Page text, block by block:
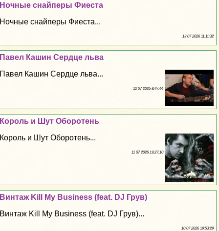
Ночные снайперы Фиеста
Ночные снайперы Фиеста...
13 07 2026 11:11:32
Павел Кашин Сердце льва
Павел Кашин Сердце льва...
12 07 2026 8:47:44
Король и Шут Оборотень
Король и Шут Оборотень...
11 07 2026 19:27:10
Винтаж Kill My Business (feat. DJ Грув)
Винтаж Kill My Business (feat. DJ Грув)...
10 07 2026 19:53:29